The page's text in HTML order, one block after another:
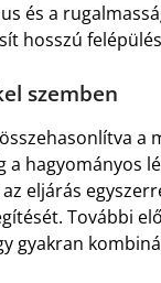
és a
hosszú
szemben
a
hagyományos
eljárás
További
gyakran